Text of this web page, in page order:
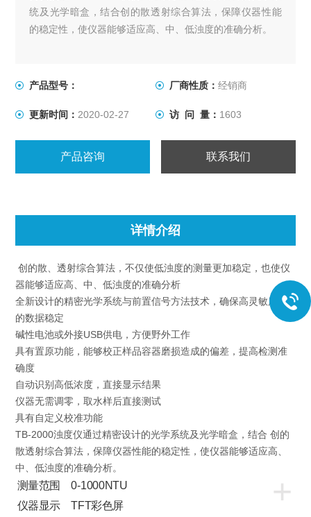
统及光学暗盒，结合创的散透射综合算法，保障仪器性能
的稳定性，使仪器能够适应高、中、低浊度的准确分析。
产品型号： 厂商性质： 经销商
更新时间： 2020-02-27 访 问 量： 1603
产品咨询 联系我们
详情介绍
创的散、透射综合算法，不仅使低浊度的测量更加稳定，也使仪
器能够适应高、中、低浊度的准确分析
全新设计的精密光学系统与前置信号方法技术，确保高灵敏度下
的数据稳定
碱性电池或外接USB供电，方便野外工作
具有置原功能，能够校正样品容器磨损造成的偏差，提高检测准
确度
自动识别高低浓度，直接显示结果
仪器无需调零，取水样后直接测试
具有自定义校准功能
TB-2000浊度仪通过精密设计的光学系统及光学暗盒，结合 创的
散透射综合算法，保障仪器性能的稳定性，使仪器能够适应高、
中、低浊度的准确分析。
+
测量范围
0-1000NTU
仪器显示
TFT彩色屏